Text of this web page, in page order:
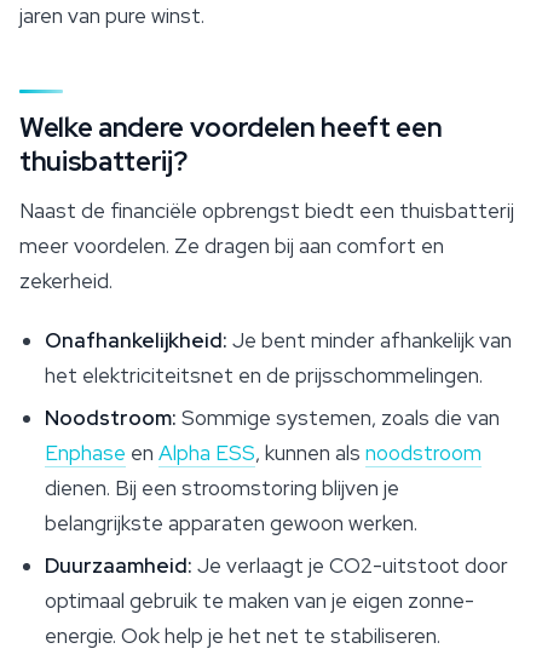
jaren van pure winst.
Welke andere voordelen heeft een
thuisbatterij?
Naast de financiële opbrengst biedt een thuisbatterij
meer voordelen. Ze dragen bij aan comfort en
zekerheid.
Onafhankelijkheid: Je bent minder afhankelijk van
het elektriciteitsnet en de prijsschommelingen.
Noodstroom: Sommige systemen, zoals die van
Enphase enAlpha ESS, kunnen alsnoodstroom
dienen. Bij een stroomstoring blijven je
belangrijkste apparaten gewoon werken.
Duurzaamheid: Je verlaagt je CO2-uitstoot door
optimaal gebruik te maken van je eigen zonne-
energie. Ook help je het net te stabiliseren.